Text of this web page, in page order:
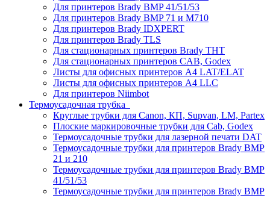
Для принтеров Brady BMP 41/51/53
Для принтеров Brady BMP 71 и M710
Для принтеров Brady IDXPERT
Для принтеров Brady TLS
Для стационарных принтеров Brady THT
Для стационарных принтеров CAB, Godex
Листы для офисных принтеров А4 LAT/ELAT
Листы для офисных принтеров А4 LLC
Для принтеров Niimbot
Термоусадочная трубка
Круглые трубки для Canon, КП, Supvan, LM, Partex
Плоские маркировочные трубки для Cab, Godex
Термоусадочные трубки для лазерной печати DAT
Термоусадочные трубки для принтеров Brady BMP
21 и 210
Термоусадочные трубки для принтеров Brady BMP
41/51/53
Термоусадочные трубки для принтеров Brady BMP